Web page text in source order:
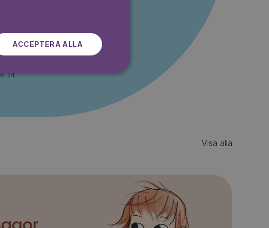
24
Visa alla
ACCEPTERA ALLA